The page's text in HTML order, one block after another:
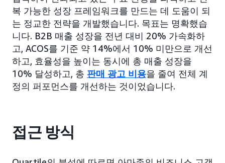
복 가능한 성장 프레임워크를 만드는 데 도움이 되
는 정교한 전략을 개발했습니다. 목표는 명확했습
니다. B2B 매출 성장을 전년 대비 20% 가속화하
고, ACOS를 기준 약 14%에서 10% 미만으로 개선
하고, 효율성을 높이는 동시에 총 매출 성장을
10% 달성하고, 총 판매 광고 비용을 줄여 전체 계
정의 퍼포먼스를 개선하는 것이었습니다.
접근 방식